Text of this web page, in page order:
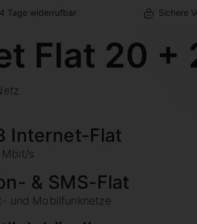
Tage widerrufbar Sichere
Flat 20 +
Internet-Flat
s
& SMS-Flat
und Mobilfunknetze